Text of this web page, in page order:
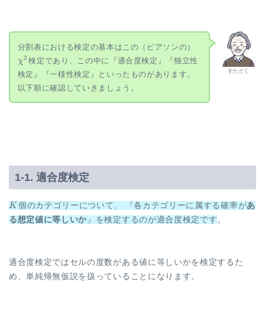
すたどく
分割表における検定の基本はこの（ピアソンの） \chi^2
χ2 検定であり、この中に『適合度検定』『独立性
検定』『一様性検定』といったものがあります。
以下順に確認していきましょう。
1-1. 適合度検定
K
K 個のカテゴリーについて、 『各カテゴリーに属する確率があ
る想定値に等しいか 』を検定するのが適合度検定です 。
適合度検定ではセルの度数がある値に等しいかを検定するた
め、単純帰無仮説を扱っていることになります。